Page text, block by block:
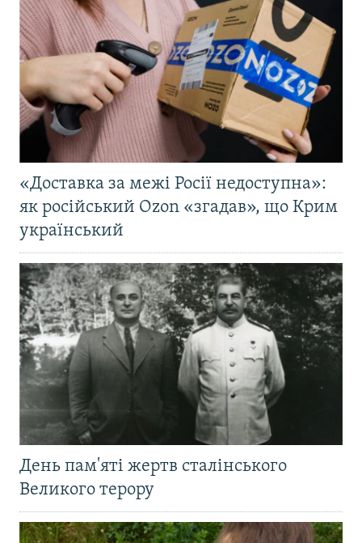
«Доставка за межі Росії недоступна»:
як російський Ozon «згадав», що Крим
український
День пам'яті жертв сталінського
Великого терору